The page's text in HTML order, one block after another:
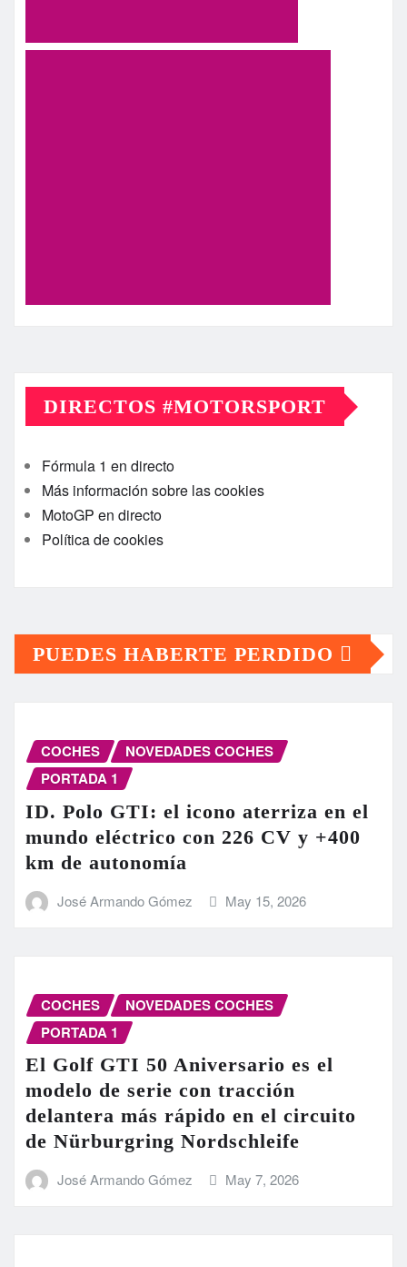
DIRECTOS #MOTORSPORT
Fórmula 1 en directo
Más información sobre las cookies
MotoGP en directo
Política de cookies
PUEDES HABERTE PERDIDO
COCHES
NOVEDADES COCHES
PORTADA 1
ID. Polo GTI: el icono aterriza en el
mundo eléctrico con 226 CV y +400
km de autonomía
José Armando Gómez May 15, 2026
COCHES
NOVEDADES COCHES
PORTADA 1
El Golf GTI 50 Aniversario es el
modelo de serie con tracción
delantera más rápido en el circuito
de Nürburgring Nordschleife
José Armando Gómez May 7, 2026